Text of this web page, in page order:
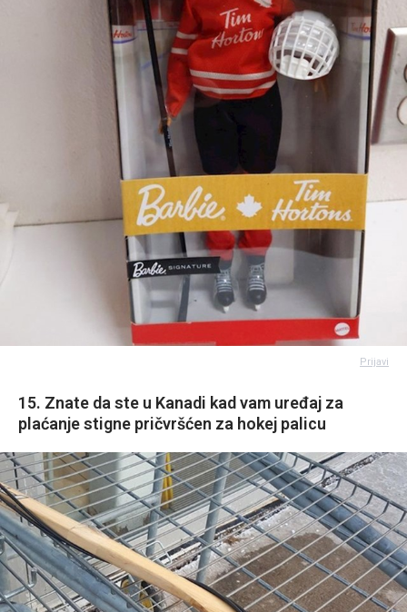
Prijavi
15. Znate da ste u Kanadi kad vam uređaj za
plaćanje stigne pričvršćen za hokej palicu